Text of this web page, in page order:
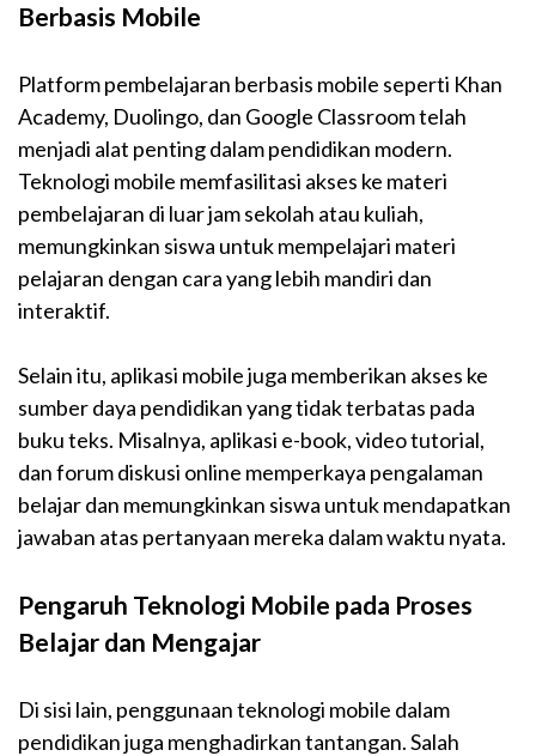
Berbasis Mobile
Platform pembelajaran berbasis mobile seperti Khan
Academy, Duolingo, dan Google Classroom telah
menjadi alat penting dalam pendidikan modern.
Teknologi mobile memfasilitasi akses ke materi
pembelajaran di luar jam sekolah atau kuliah,
memungkinkan siswa untuk mempelajari materi
pelajaran dengan cara yang lebih mandiri dan
interaktif.
Selain itu, aplikasi mobile juga memberikan akses ke
sumber daya pendidikan yang tidak terbatas pada
buku teks. Misalnya, aplikasi e-book, video tutorial,
dan forum diskusi online memperkaya pengalaman
belajar dan memungkinkan siswa untuk mendapatkan
jawaban atas pertanyaan mereka dalam waktu nyata.
Pengaruh Teknologi Mobile pada Proses
Belajar dan Mengajar
Di sisi lain, penggunaan teknologi mobile dalam
pendidikan juga menghadirkan tantangan. Salah